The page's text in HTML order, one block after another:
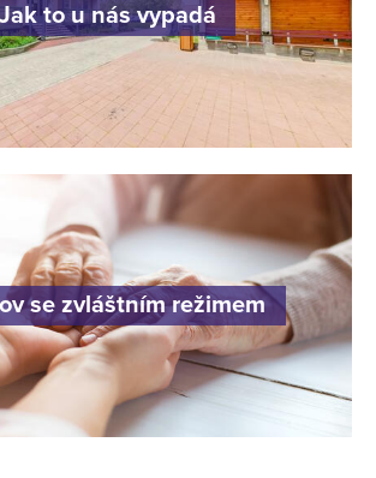
to u nás vypadá
se zvláštním režimem